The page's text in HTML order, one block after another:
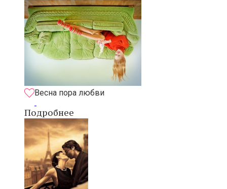
Весна пора любви
Подробнее